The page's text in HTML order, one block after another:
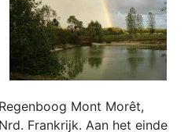
Regenboog Mont Morêt,
Nrd. Frankrijk. Aan het einde